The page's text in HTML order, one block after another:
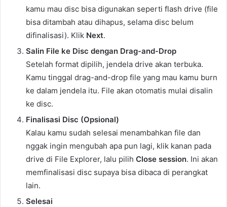
kamu mau disc bisa digunakan seperti flash drive (file
bisa ditambah atau dihapus, selama disc belum
difinalisasi). Klik Next.
Salin File ke Disc dengan Drag-and-Drop
Setelah format dipilih, jendela drive akan terbuka.
Kamu tinggal drag-and-drop file yang mau kamu burn
ke dalam jendela itu. File akan otomatis mulai disalin
ke disc.
Finalisasi Disc (Opsional)
Kalau kamu sudah selesai menambahkan file dan
nggak ingin mengubah apa pun lagi, klik kanan pada
drive di File Explorer, lalu pilih Close session. Ini akan
memfinalisasi disc supaya bisa dibaca di perangkat
lain.
Selesai